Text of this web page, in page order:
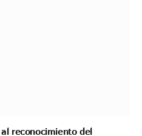
reconocimiento del